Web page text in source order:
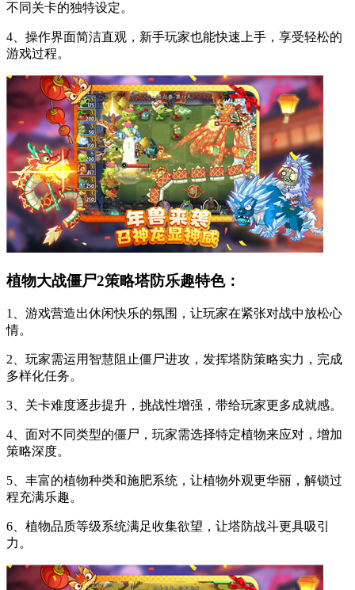
不同关卡的独特设定。
4、操作界面简洁直观，新手玩家也能快速上手，享受轻松的
游戏过程。
植物大战僵尸2策略塔防乐趣特色：
1、游戏营造出休闲快乐的氛围，让玩家在紧张对战中放松心
情。
2、玩家需运用智慧阻止僵尸进攻，发挥塔防策略实力，完成
多样化任务。
3、关卡难度逐步提升，挑战性增强，带给玩家更多成就感。
4、面对不同类型的僵尸，玩家需选择特定植物来应对，增加
策略深度。
5、丰富的植物种类和施肥系统，让植物外观更华丽，解锁过
程充满乐趣。
6、植物品质等级系统满足收集欲望，让塔防战斗更具吸引
力。